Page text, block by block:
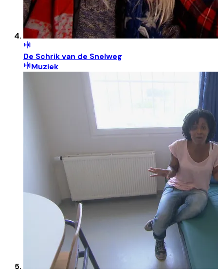
De Schrik van de Snelweg
Muziek